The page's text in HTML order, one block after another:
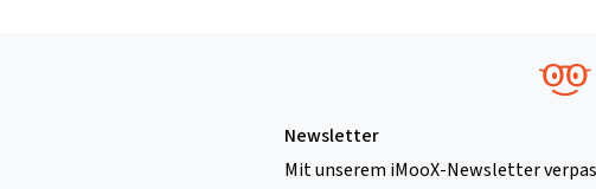
Newsletter
Mit unserem iMooX-Newsletter